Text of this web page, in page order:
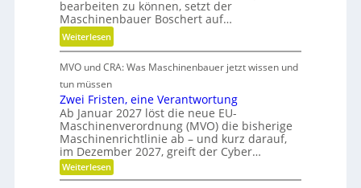
l
a
u
l
e
i
c
h
e
b
e
l
o
s
i
f
i
k
e
i
t
u
n
d
P
bearbeiten zu können, setzt der
Maschinenbauer Boschert auf…
Weiterlesen:
M
e
h
r
F
l
e
x
i
MVO und CRA: Was Maschinenbauer jetzt wissen und
tun müssen
Zwei Fristen, eine Verantwortung
Ab Januar 2027 löst die neue EU-
Maschinenverordnung (MVO) die bisherige
Maschinenrichtlinie ab – und kurz darauf,
im Dezember 2027, greift der Cyber…
Weiterlesen:
Z